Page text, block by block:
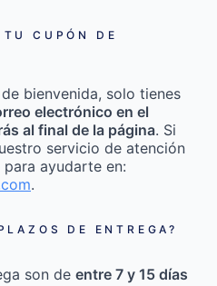
CUPÓN DE
bienvenida, solo tienes
electrónico en el
al final de la página. Si
servicio de atención
ayudarte en:
.
DE ENTREGA?
son de entre 7 y 15 días